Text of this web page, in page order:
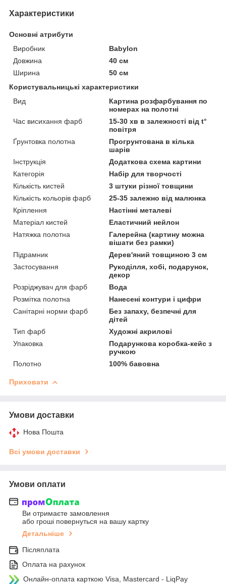
Характеристики
Основні атрибути
Виробник
Babylon
Довжина
40 см
Ширина
50 см
Користувальницькі характеристики
Вид
Картина розфарбування по
номерах на полотні
Час висихання фарб
15-30 хв в залежності від t°
повітря
Ґрунтовка полотна
Прогрунтована в кілька
шарів
Інструкція
Додаткова схема картини
Категорія
Набір для творчості
Кількість кистей
3 штуки різної товщини
Кількість кольорів фарб
25-35 залежно від малюнка
Кріплення
Настінні металеві
Матеріал кистей
Еластичний нейлон
Натяжка полотна
Галерейна (картину можна
вішати без рамки)
Підрамник
Дерев'яний товщиною 3 см
Застосування
Рукоділля, хобі, подарунок,
декор
Розріджувач для фарб
Вода
Розмітка полотна
Нанесені контури і цифри
Санітарні норми фарб
Без запаху, безпечні для
дітей
Тип фарб
Художні акрилові
Упаковка
Подарункова коробка-кейс з
ручкою
Полотно
100% бавовна
Приховати
Умови доставки
Нова Пошта
Всі умови доставки
Умови оплати
Ви отримаєте замовлення
або гроші повернуться на вашу картку
Детальніше
Післяплата
Оплата на рахунок
Онлайн-оплата карткою Visa, Mastercard - LiqPay